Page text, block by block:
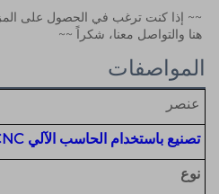
هنا والتواصل معنا، شكراً ~~
المواصفات
عنصر
تصنيع باستخدام الحاسب الآلي CNC
نوع